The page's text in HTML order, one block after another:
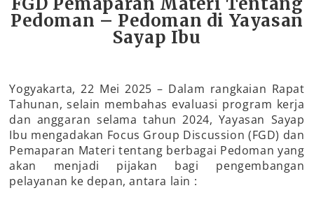
Pedoman – Pedoman di Yayasan
Sayap Ibu
Yogyakarta, 22 Mei 2025 – Dalam rangkaian Rapat
Tahunan, selain membahas evaluasi program kerja
dan anggaran selama tahun 2024, Yayasan Sayap
Ibu mengadakan Focus Group Discussion (FGD) dan
Pemaparan Materi tentang berbagai Pedoman yang
akan menjadi pijakan bagi pengembangan
pelayanan ke depan, antara lain :